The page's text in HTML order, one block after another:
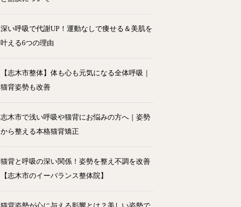
深い呼吸で代謝UP！運動なしで痩せる＆美肌を
叶える6つの理由
【志木市整体】体も心も元気になる全体呼吸｜
猫背姿勢も改善
志木市で浅い呼吸や猫背にお悩みの方へ｜姿勢
から整える本格猫背矯正
猫背と呼吸の深い関係！姿勢を整え不調を改善
【志木市のイーバランス整体院】